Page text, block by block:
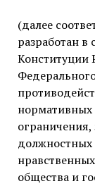
(далее
разработан в
Конституции
нормативных
ограничения,
должностных
общества и